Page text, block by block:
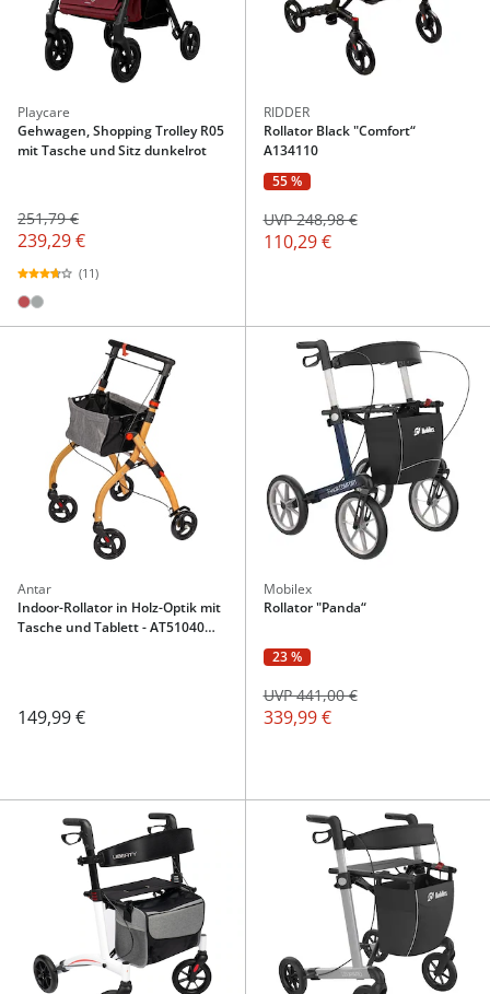
Playcare
Gehwagen, Shopping Trolley R05
mit Tasche und Sitz dunkelrot
251,79 €
239,29 €
(11)
RIDDER
Rollator Black "Comfort“
A134110
55 %
110,29 €
UVP 248,98 €
Antar
Indoor-Rollator in Holz-Optik mit
Tasche und Tablett - AT51040
149,99 €
Mobilex
Rollator "Panda“
23 %
339,99 €
UVP 441,00 €